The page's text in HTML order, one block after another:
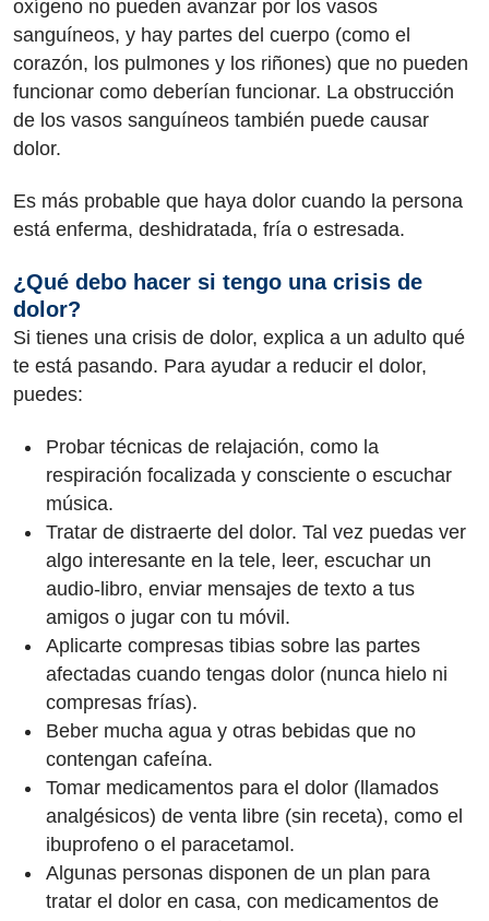
oxígeno no pueden avanzar por los vasos
sanguíneos, y hay partes del cuerpo (como el
corazón, los pulmones y los riñones) que no pueden
funcionar como deberían funcionar. La obstrucción
de los vasos sanguíneos también puede causar
dolor.
Es más probable que haya dolor cuando la persona
está enferma, deshidratada, fría o estresada.
¿Qué debo hacer si tengo una crisis de
dolor?
Si tienes una crisis de dolor, explica a un adulto qué
te está pasando. Para ayudar a reducir el dolor,
puedes:
Probar técnicas de relajación, como la
respiración focalizada y consciente o escuchar
música.
Tratar de distraerte del dolor. Tal vez puedas ver
algo interesante en la tele, leer, escuchar un
audio-libro, enviar mensajes de texto a tus
amigos o jugar con tu móvil.
Aplicarte compresas tibias sobre las partes
afectadas cuando tengas dolor (nunca hielo ni
compresas frías).
Beber mucha agua y otras bebidas que no
contengan cafeína.
Tomar medicamentos para el dolor (llamados
analgésicos) de venta libre (sin receta), como el
ibuprofeno o el paracetamol.
Algunas personas disponen de un plan para
tratar el dolor en casa, con medicamentos de